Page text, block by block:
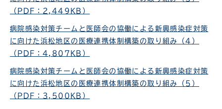
（PDF：2,449KB）
病院感染対策チームと医師会の協働による新興感染症対策
に向けた浜松地区の医療連携体制構築の取り組み（4）
（PDF：4,807KB）
病院感染対策チームと医師会の協働による新興感染症対策
に向けた浜松地区の医療連携体制構築の取り組み（5）
（PDF：3,500KB）